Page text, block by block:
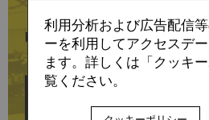
利用分析および広告配信
ーを利用してアクセスデ
ます。詳しくは「クッキ
覧ください。